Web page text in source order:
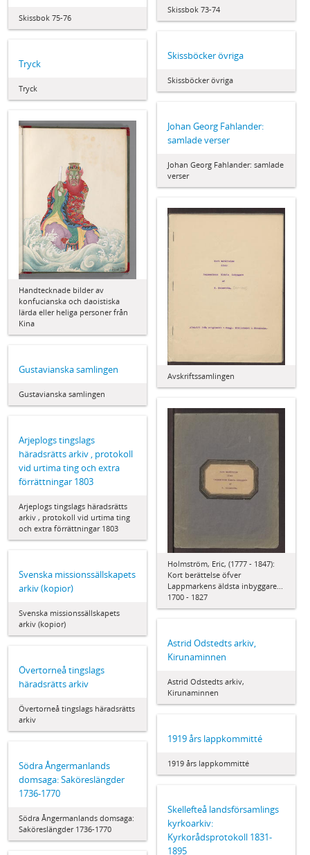
Skissbok 73-74
Skissbok 75-76
Skissböcker övriga
Skissböcker övriga
Tryck
Tryck
Johan Georg Fahlander:
samlade verser
Johan Georg Fahlander: samlade
verser
Handtecknade bilder av
konfucianska och daoistiska
lärda eller heliga personer från
Kina
Avskriftssamlingen
Gustavianska samlingen
Gustavianska samlingen
Holmström, Eric, (1777 - 1847):
Kort berättelse öfver
Lappmarkens äldsta inbyggare...
1700 - 1827
Arjeplogs tingslags
häradsrätts arkiv , protokoll
vid urtima ting och extra
förrättningar 1803
Arjeplogs tingslags häradsrätts
arkiv , protokoll vid urtima ting
och extra förrättningar 1803
Svenska missionssällskapets
arkiv (kopior)
Svenska missionssällskapets
arkiv (kopior)
Astrid Odstedts arkiv,
Kirunaminnen
Astrid Odstedts arkiv,
Kirunaminnen
Övertorneå tingslags
häradsrätts arkiv
Övertorneå tingslags häradsrätts
arkiv
1919 års lappkommitté
1919 års lappkommitté
Södra Ångermanlands
domsaga: Saköreslängder
1736-1770
Södra Ångermanlands domsaga:
Saköreslängder 1736-1770
Skellefteå landsförsamlings
kyrkoarkiv:
Kyrkorådsprotokoll 1831-
1895